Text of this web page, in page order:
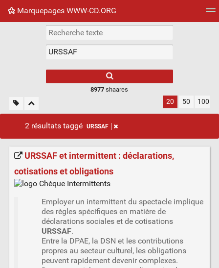
Marquepages WWW-CD.ORG
Nuage de tags Mur d'images
8977 shaares
20 50 100
2 résultats taggé URSSAF
URSSAF et intermittent : déclarations,
cotisations et obligations
Employer un intermittent du spectacle implique
des règles spécifiques en matière de
déclarations sociales et de cotisations
URSSAF.
Entre la DPAE, la DSN et les contributions
propres au secteur culturel, les obligations
peuvent rapidement devenir complexes.